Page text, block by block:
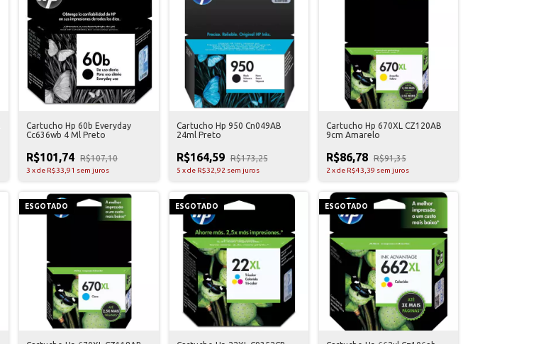
Cartucho Hp 60b Everyday
Cc636wb 4 Ml Preto
R$101,74 R$107,10
3 xde R$33,91 sem juros
Cartucho Hp 950 Cn049AB
24ml Preto
R$164,59 R$173,25
5 xde R$32,92 sem juros
Cartucho Hp 670XL CZ120AB
9cm Amarelo
R$86,78 R$91,35
2 xde R$43,39 sem juros
ESGOTADO ESGOTADO ESGOTADO